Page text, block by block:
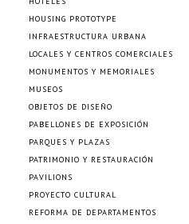
HOUSING PROTOTYPE
INFRAESTRUCTURA URBANA
LOCALES Y CENTROS COMERCIALES
MONUMENTOS Y MEMORIALES
MUSEOS
OBJETOS DE DISEÑO
PABELLONES DE EXPOSICIÓN
PARQUES Y PLAZAS
PATRIMONIO Y RESTAURACIÓN
PAVILIONS
PROYECTO CULTURAL
REFORMA DE DEPARTAMENTOS